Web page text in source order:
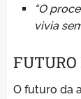
“O
vivia
FUTURO
O futuro da